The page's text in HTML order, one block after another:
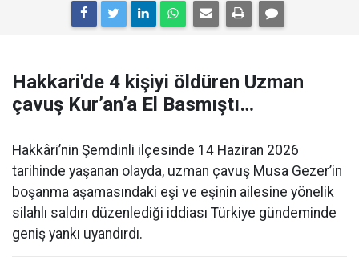
Hakkari'de 4 kişiyi öldüren Uzman
çavuş Kur’an’a El Basmıştı…
Hakkâri’nin Şemdinli ilçesinde 14 Haziran 2026
tarihinde yaşanan olayda, uzman çavuş Musa Gezer’in
boşanma aşamasındaki eşi ve eşinin ailesine yönelik
silahlı saldırı düzenlediği iddiası Türkiye gündeminde
geniş yankı uyandırdı.